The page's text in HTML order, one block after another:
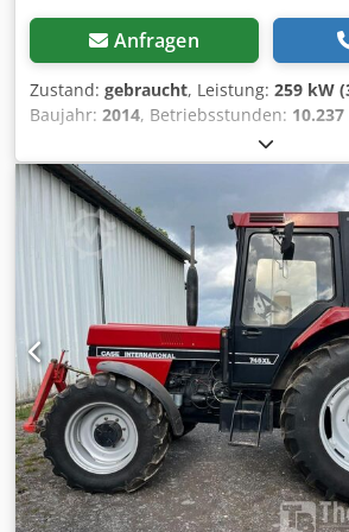
Anfragen
Zustand: gebraucht, Leistung: 259 kW
Baujahr: 2014, Betriebsstunden: 10.237
27.024 kg Wenden Sie sich an Emal
Informationen zu erhalten. Radlader /
1121F, Baujahr 2014, aus Baujahr
Working Hours: 10.237 h, Länge /
Width: 2990 mm, Höhe / Hight: 3570
zulässiges Gesamtgewicht / maximum
Motor / Engine: Case, Motorleistung /
kW, Klimaanlage / Air Condtitioner,
Zusatzhydraulik / Auxiliary Hydraulics,
Rear View, automatische Schmierung /
Schaufel Abmessungen / Shovel
Lenght: 1800 mm, Breite / Width: 3000
1750 mm, Video vorhanden / Video
Cjdpsyn Nfwofx Andsrf * ... Wir bieten
zum Verkauf an. We are offering more
Unser Standort 30KM vom Frankfurter/